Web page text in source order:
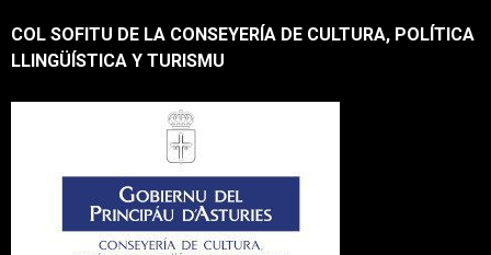
COL SOFITU DE LA CONSEYERÍA DE CULTURA, POLÍTICA
LLINGÜÍSTICA Y TURISMU